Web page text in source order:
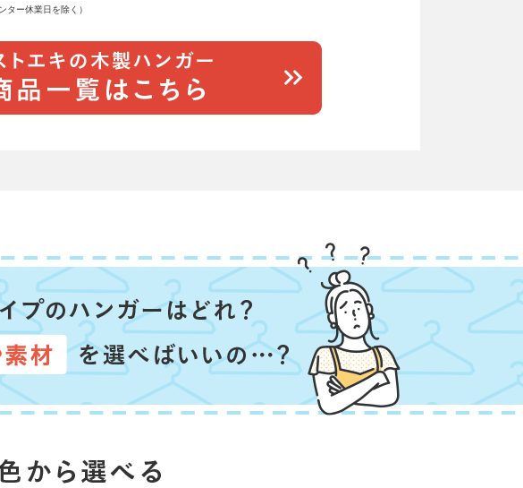
ター休業日を除く）